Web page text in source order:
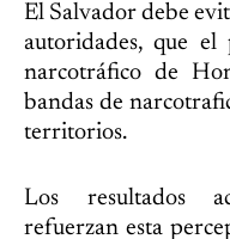
El Salvador debe
autoridades, que
narcotráfico de
bandas de
territorios.
Los resultados
refuerzan esta